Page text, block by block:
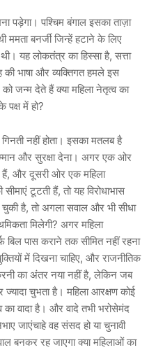
पड़ेगा। पश्चिम बंगाल इसका ताज़ा
ममता बनर्जी जिन्हें हटाने के लिए
यह लोकतंत्र का हिस्सा है, सत्ता
की भाषा और व्यक्तिगत हमले इस
जन्म देते हैं क्या महिला नेतृत्व का
में हो?
नहीं होता। इसका मतलब है
और सुरक्षा देना। अगर एक ओर
और दूसरी ओर एक महिला
टूटती हैं, तो यह विरोधाभास
है, तो अगला सवाल और भी सीधा
मिलेगी? अगर महिला
पास कराने तक सीमित नहीं रहना
में दिखना चाहिए, और राजनीतिक
का अंतर नया नहीं है, लेकिन जब
चुभता है। महिला आरक्षण कोई
का वादा है। और वादे तभी भरोसेमंद
जाएंचाहे वह संसद हो या चुनावी
बनकर रह जाएगा क्या महिलाओं का